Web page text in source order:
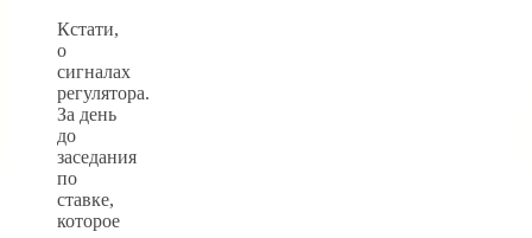
Кстати,
о
сигналах
регулятора.
За день
до
заседания
по
ставке,
которое